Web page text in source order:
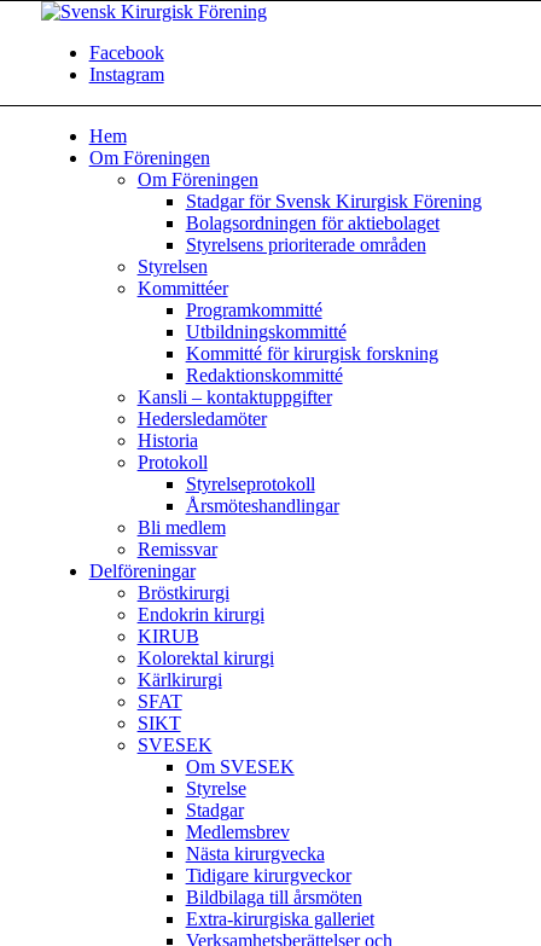
Facebook
Instagram
Hem
Om Föreningen
Om Föreningen
Stadgar för Svensk Kirurgisk Förening
Bolagsordningen för aktiebolaget
Styrelsens prioriterade områden
Styrelsen
Kommittéer
Programkommitté
Utbildningskommitté
Kommitté för kirurgisk forskning
Redaktionskommitté
Kansli – kontaktuppgifter
Hedersledamöter
Historia
Protokoll
Styrelseprotokoll
Årsmöteshandlingar
Bli medlem
Remissvar
Delföreningar
Bröstkirurgi
Endokrin kirurgi
KIRUB
Kolorektal kirurgi
Kärlkirurgi
SFAT
SIKT
SVESEK
Om SVESEK
Styrelse
Stadgar
Medlemsbrev
Nästa kirurgvecka
Tidigare kirurgveckor
Bildbilaga till årsmöten
Extra-kirurgiska galleriet
Verksamhetsberättelser och